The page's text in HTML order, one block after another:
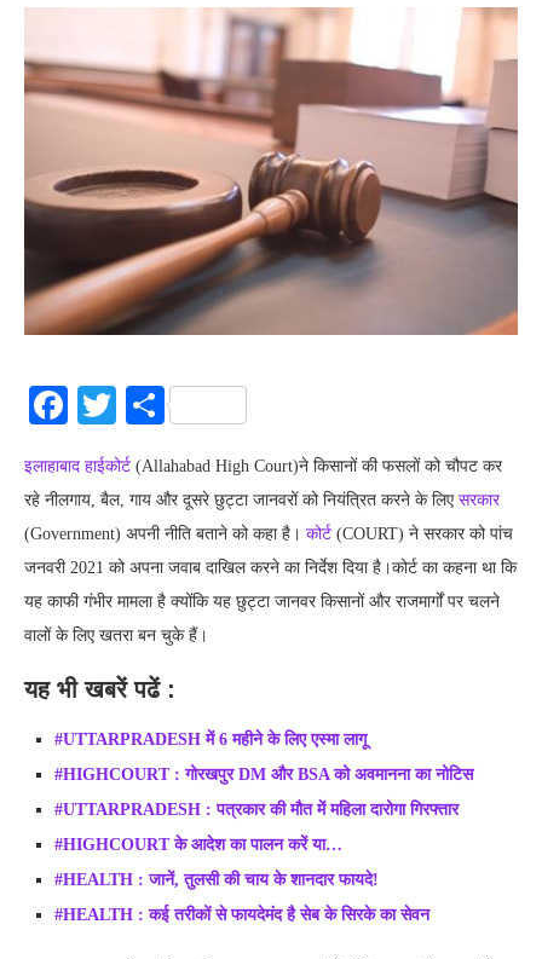
Facebook
Twitter
Share
इलाहाबाद हाईकोर्ट (Allahabad High Court)ने किसानों की फसलों को चौपट कर
रहे नीलगाय, बैल, गाय और दूसरे छुट्टा जानवरों को नियंत्रित करने के लिएसरकार
(Government) अपनी नीति बताने को कहा है। कोर्ट (COURT) ने सरकार को पांच
जनवरी 2021 को अपना जवाब दाखिल करने का निर्देश दिया है।कोर्ट का कहना था कि
यह काफी गंभीर मामला है क्योंकि यह छुट्टा जानवर किसानों और राजमार्गों पर चलने
वालों के लिए खतरा बन चुके हैं।
यह भी खबरें पढें :
#UTTARPRADESH में 6 महीने के लिए एस्मा लागू
#HIGHCOURT : गोरखपुर DM और BSA को अवमानना का नोटिस
#UTTARPRADESH : पत्रकार की मौत में महिला दारोगा गिरफ्तार
#HIGHCOURT के आदेश का पालन करें या…
#HEALTH : जानें, तुलसी की चाय के शानदार फायदे!
#HEALTH : कई तरीकों से फायदेमंद है सेब के सिरके का सेवन